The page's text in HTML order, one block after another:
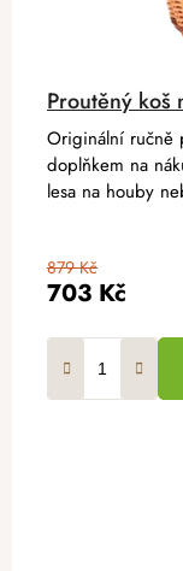
Proutěný koš
703 Kč
879 Kč
Originální ručně
doplňkem na
lesa na houby